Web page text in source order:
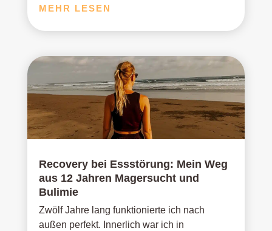
MEHR LESEN
Recovery bei Essstörung: Mein Weg
aus 12 Jahren Magersucht und
Bulimie
Zwölf Jahre lang funktionierte ich nach
außen perfekt. Innerlich war ich in